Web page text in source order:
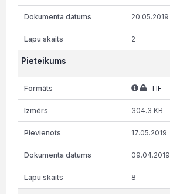
20.05.2019
2
Pieteikums
TIF
304.3 KB
17.05.2019
09.04.2019
8